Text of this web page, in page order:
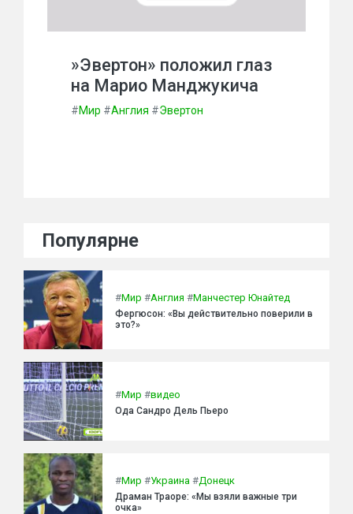
»Эвертон» положил глаз
на Марио Манджукича
#Мир #Англия #Эвертон
Популярне
#Мир #Англия #Манчестер Юнайтед
Фергюсон: «Вы действительно поверили в
это?»
#Мир #видео
Ода Сандро Дель Пьеро
#Мир #Украина #Донецк
Драман Траоре: «Мы взяли важные три
очка»